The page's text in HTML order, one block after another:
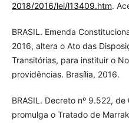
2018/2016/lei/l13409.htm.
BRASIL. Emenda
2016, altera o Ato das
Transitórias, para instituir o
providências. Brasília, 2016.
BRASIL. Decreto nº 9.522,
promulga o Tratado de